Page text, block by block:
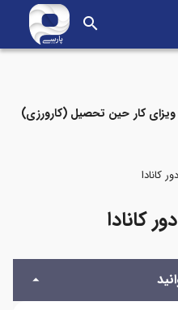
search
کار حین تحصیل (کارورزی)
کانادا
کانادا